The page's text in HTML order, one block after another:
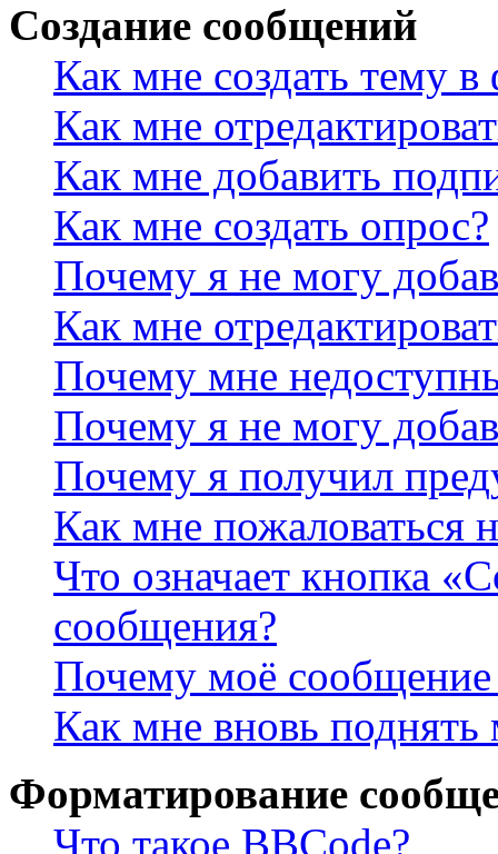
Создание сообщений
Как мне создать тему
Как мне
Как мне добавить
Как мне создать опрос?
Почему я не могу
Как мне
Почему мне
Почему я не могу
Почему я получил
Как мне пожаловаться
Что означает кнопка
сообщения?
Почему моё сообщение
Как мне вновь
Форматирование
Что такое BBCode?